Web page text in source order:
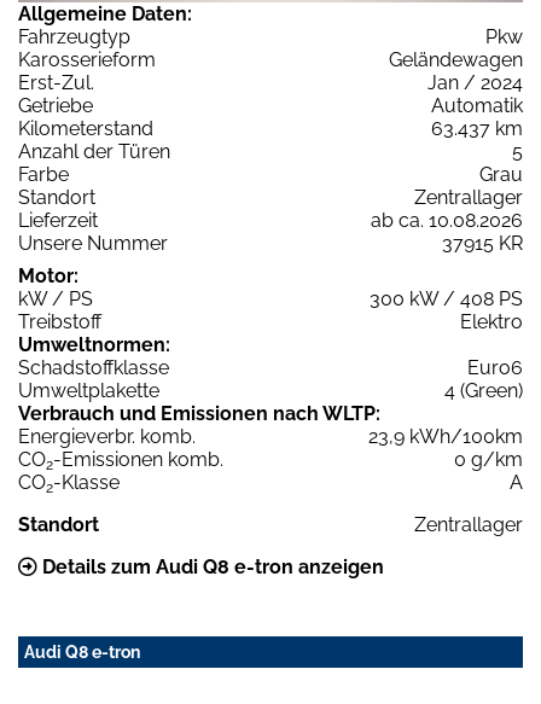
Allgemeine Daten:
Fahrzeugtyp
Pkw
Karosserieform
Geländewagen
Erst-Zul.
Jan / 2024
Getriebe
Automatik
Kilometerstand
63.437 km
Anzahl der Türen
5
Farbe
Grau
Standort
Zentrallager
Lieferzeit
ab ca. 10.08.2026
Unsere Nummer
37915 KR
Motor:
kW / PS
300 kW / 408 PS
Treibstoff
Elektro
Umweltnormen:
Schadstoffklasse
Euro6
Umweltplakette
4 (Green)
Verbrauch und Emissionen nach WLTP:
Energieverbr. komb.
23,9 kWh/100km
CO2-Emissionen komb.
0 g/km
CO2-Klasse
A
Standort
Zentrallager
Details zum Audi Q8 e-tron anzeigen
Audi Q8 e-tron